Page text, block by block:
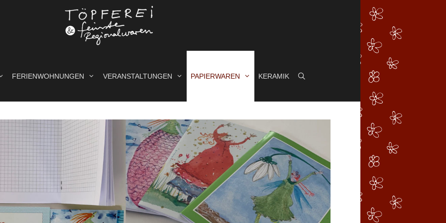
FERIENWOHNUNGEN VERANSTALTUNGEN PAPIERWAREN KERAMIK